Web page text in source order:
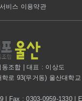
서비스 이용약관
조합 | 대표 : 이상도
로 93(무거동) 울산대학교
| Fax : 0303-0959-1330 |